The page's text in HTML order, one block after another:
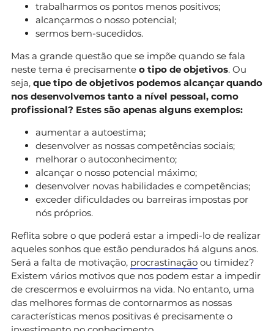
trabalharmos os pontos menos positivos;
alcançarmos o nosso potencial;
sermos bem-sucedidos.
Mas a grande questão que se impõe quando se fala
neste tema é precisamente o tipo de objetivos. Ou
seja, que tipo de objetivos podemos alcançar quando
nos desenvolvemos tanto a nível pessoal, como
profissional? Estes são apenas alguns exemplos:
aumentar a autoestima;
desenvolver as nossas competências sociais;
melhorar o autoconhecimento;
alcançar o nosso potencial máximo;
desenvolver novas habilidades e competências;
exceder dificuldades ou barreiras impostas por
nós próprios.
Reflita sobre o que poderá estar a impedi-lo de realizar
aqueles sonhos que estão pendurados há alguns anos.
Será a falta de motivação, procrastinação ou timidez?
Existem vários motivos que nos podem estar a impedir
de crescermos e evoluirmos na vida. No entanto, uma
das melhores formas de contornarmos as nossas
características menos positivas é precisamente o